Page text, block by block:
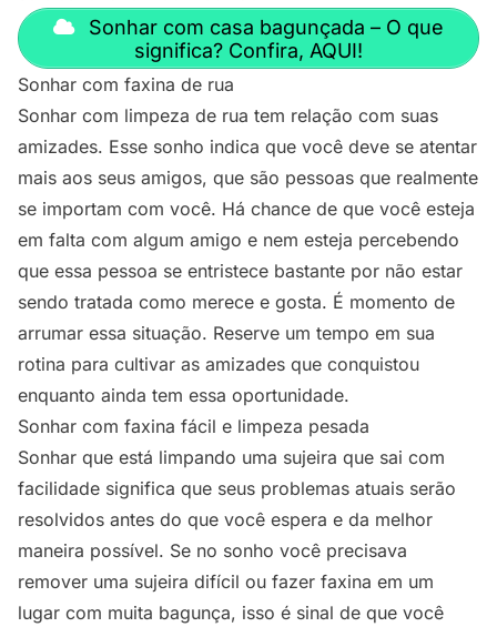
Sonhar com casa bagunçada – O que
significa? Confira, AQUI!
Sonhar com faxina de rua
Sonhar com limpeza de rua tem relação com suas
amizades. Esse sonho indica que você deve se atentar
mais aos seus amigos, que são pessoas que realmente
se importam com você. Há chance de que você esteja
em falta com algum amigo e nem esteja percebendo
que essa pessoa se entristece bastante por não estar
sendo tratada como merece e gosta. É momento de
arrumar essa situação. Reserve um tempo em sua
rotina para cultivar as amizades que conquistou
enquanto ainda tem essa oportunidade.
Sonhar com faxina fácil e limpeza pesada
Sonhar que está limpando uma sujeira que sai com
facilidade significa que seus problemas atuais serão
resolvidos antes do que você espera e da melhor
maneira possível. Se no sonho você precisava
remover uma sujeira difícil ou fazer faxina em um
lugar com muita bagunça, isso é sinal de que você